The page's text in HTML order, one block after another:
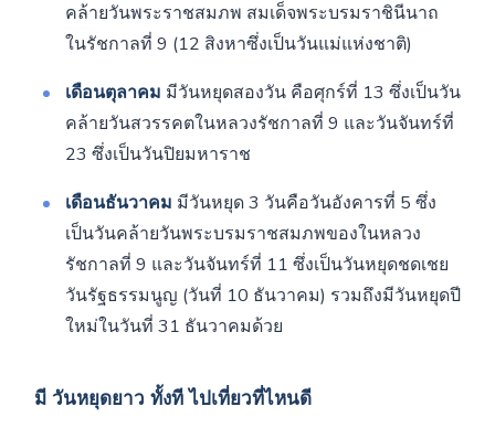
คล้ายวันพระราชสมภพ สมเด็จพระบรมราชินีนาถ
ในรัชกาลที่ 9 (12 สิงหาซึ่งเป็นวันแม่แห่งชาติ)
เดือนตุลาคม มีวันหยุดสองวัน คือศุกร์ที่ 13 ซึ่งเป็นวัน
คล้ายวันสวรรคตในหลวงรัชกาลที่ 9 และวันจันทร์ที่
23 ซึ่งเป็นวันปิยมหาราช
เดือนธันวาคม มีวันหยุด 3 วันคือวันอังคารที่ 5 ซึ่ง
เป็นวันคล้ายวันพระบรมราชสมภพของในหลวง
รัชกาลที่ 9 และวันจันทร์ที่ 11 ซึ่งเป็นวันหยุดชดเชย
วันรัฐธรรมนูญ (วันที่ 10 ธันวาคม) รวมถึงมีวันหยุดปี
ใหม่ในวันที่ 31 ธันวาคมด้วย
มี วันหยุดยาว ทั้งที ไปเที่ยวที่ไหนดี